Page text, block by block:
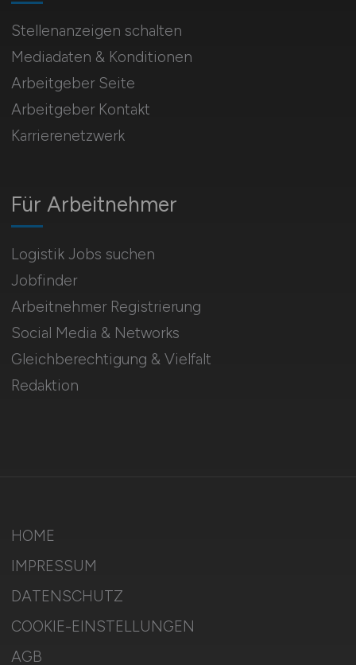
Für Arbeitnehmer
Logistik Jobs suchen
Jobfinder
Arbeitnehmer Registrierung
Social Media & Networks
Gleichberechtigung & Vielfalt
Redaktion
Stellenanzeigen schalten
Mediadaten & Konditionen
Arbeitgeber Seite
Arbeitgeber Kontakt
Karrierenetzwerk
HOME
IMPRESSUM
DATENSCHUTZ
COOKIE-EINSTELLUNGEN
AGB